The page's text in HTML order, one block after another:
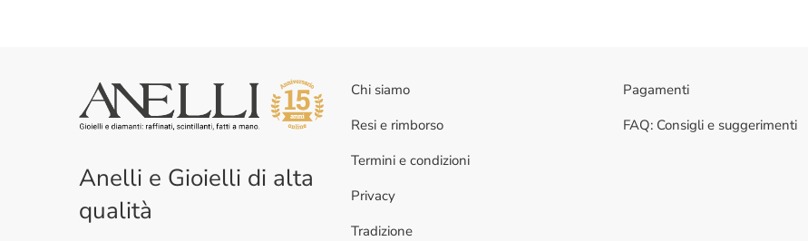
Anelli e Gioielli di alta
qualità
Chi siamo
Resi e rimborso
Termini e condizioni
Privacy
Tradizione
Pagamenti
FAQ: Consigli e suggerimenti